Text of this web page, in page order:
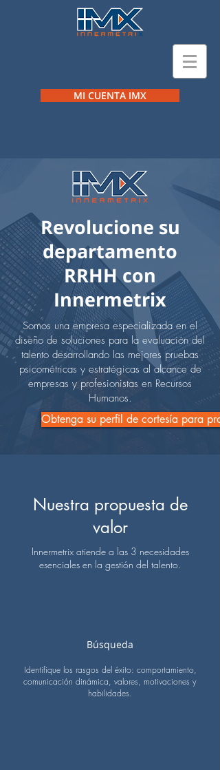
MI CUENTA IMX
Revolucione su
departamento
RRHH con
Innermetrix
Somos una empresa especializada en el
diseño de soluciones para la evaluación del
talento desarrollando las mejores pruebas
psicométricas y estratégicas al alcance de
empresas y profesionistas en Recursos
Humanos.
Obtenga su perfil de cortesía para
Nuestra propuesta de
valor
Innermetrix atiende a las 3 necesidades
esenciales en la gestión del talento.
Búsqueda
Identifique los rasgos del éxito: comportamiento,
comunicación dinámica, valores, motivaciones y
habilidades.